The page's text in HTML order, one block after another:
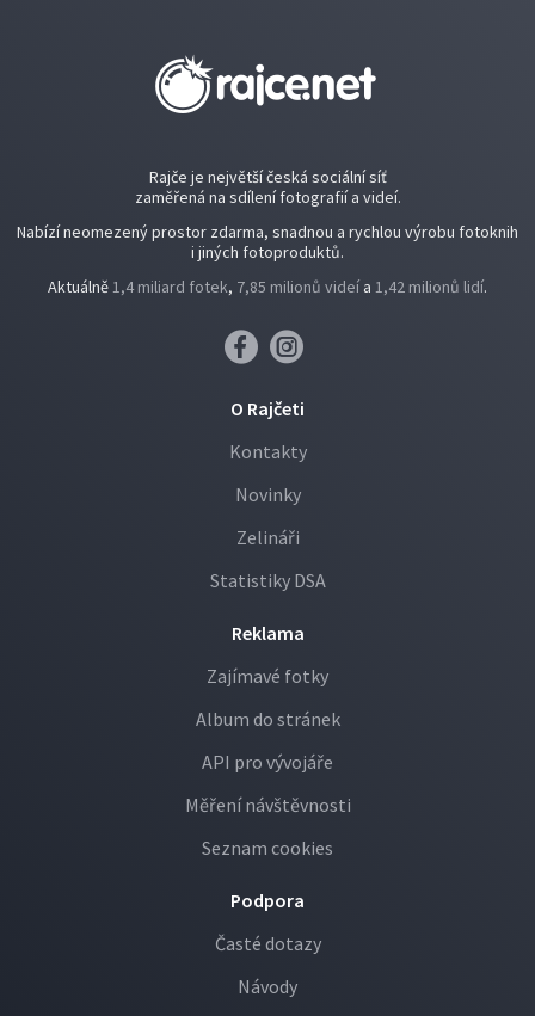
Rajče je největší česká sociální síť
zaměřená na sdílení fotografií a videí.
Nabízí neomezený prostor zdarma, snadnou a rychlou výrobu fotoknih
i jiných fotoproduktů.
Aktuálně1,4 miliard fotek, 7,85 milionů videí a 1,42 milionů lidí.
O Rajčeti
Kontakty
Novinky
Zelináři
Statistiky DSA
Reklama
Zajímavé fotky
Album do stránek
API pro vývojáře
Měření návštěvnosti
Seznam cookies
Podpora
Časté dotazy
Návody